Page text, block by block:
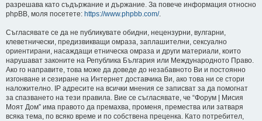
разрешава като съдържание и държание. За повече информация относно
phpBB, моля посетете: https://www.phpbb.com/.
Съгласявате се да не публикувате обидни, нецензурни, вулгарни,
клеветнически, предизвикващи омраза, заплашителни, сексуално
ориентирани, насаждащи етническа омраза и други материали, които
нарушават законите на Република България или Международното Право.
Ако го направите, това може да доведе до незабавното Ви и постоянно
изгонване и сезиране на Интернет доставчика Ви, ако това ни се стори
наложително. IP адресите на всички мнения се записват за да помогнат
за спазването на тези правила. Вие се съгласявате, че “Форум | Мисия
Моят Дом” има правото да премахва, променя, премества или затваря
всяка тема, по всяко време и по собствена преценка. Като потребител,